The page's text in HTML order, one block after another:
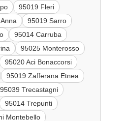
95019 Fleri
95019 Sarro
95014 Carruba
95025 Monterosso
95020 Aci Bonaccorsi
95019 Zafferana Etnea
95039 Trecastagni
95014 Trepunti
Montebello